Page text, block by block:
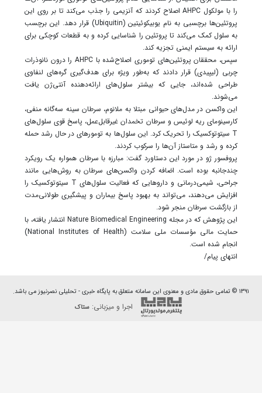
را با مولکول AHPC اصلاح کردند که آنزیمی را جذب می‌کند تا بر روی این
پروتئین‌ها برچسبی به نام یوبیکوئیتین (Ubiquitin) قرار دهد. این برچسب
به سلول کمک می‌کند تا پروتئین را شناسایی کرده و به قطعات کوچکی برای
ارائه به سیستم ایمنی تجزیه کند.
سپس، محققان پروتئین‌های توموری اصلاح‌شده با AHPC را درون نانوذرات
چربی (لیپیدی) قرار دادند که به‌طور ویژه برای هدف‌گیری گره‌های لنفاوی
طراحی شده‌اند، جایی که بیشتر سلول‌های ارائه‌دهنده آنتی‌ژن یافت
می‌شوند.
این واکسن در مدل‌های حیوانی مبتلا به ملانوم، سرطان سینه سه‌گانه منفی،
کارسینومای ریه لوئیس و سرطان تخمدان غیرقابل‌عمل، پاسخ قوی سلول‌های
T سیتوتوکسیک را تحریک کرد. این سلول‌ها به تومورهای در حال رشد حمله
کرده و رشد و متاستاز آن‌ها را سرکوب کردند.
پروفسور ژو در مورد این دستاورد گفت: مبارزه با سرطان همواره یک رویکرد
چندجانبه بوده است. اضافه کردن واکسن‌های سرطان به روش‌هایی مانند
جراحی، شیمی‌درمانی و داروهایی که فعالیت سلول‌های T سیتوتوکسیک را
افزایش می‌دهند، می‌تواند به بهبود پاسخ بیماران و پیشگیری طولانی‌مدت
از بازگشت سرطان منجر شود.
این پژوهش که در مجله Nature Biomedical Engineering انتشار یافته، با
حمایت مالی مؤسسات ملی سلامت (National Institutes of Health)
انجام شده است.
انتهای پیام/
۱۳۹۱ © تمامی حقوق مادی و معنوی این سامانه متعلق به پایگاه خبری - تحلیلی نصرنیوز می باشد.
اجرا و میزبانی:ستاک